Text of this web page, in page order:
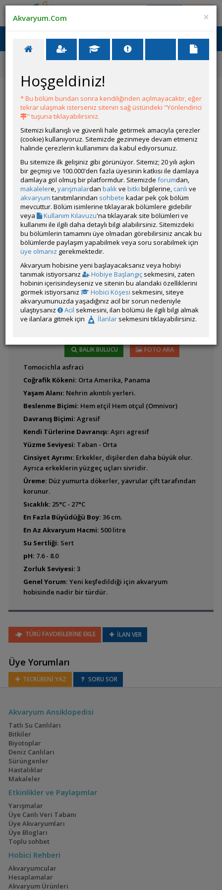
Ana Menü
Ana Sayfa
Tatlı Su Canlıları
Orta Amerika Cichlidleri
Tomocichla asfraci
Grubun Diğer Türleri
Liste
Amatitlania kanna
Amatitlania
nigrofasciatum (Zebra)
Amatitlania sp.
'Honduran Red Point'
Amphilophus alfari
Amphilophus amarillo
Amphilophus
calobrensis (Kırmızı
BALIK BULUCU FOTO ARA
Latince
Adı:
Tomocichla asfraci
Coğrafik Kökeni: Orta Amerika, Panama
Yaşam Alanı: Nehrin akıntılı yerleri.
Beslenme Biçimi: Hem etçil Hem otçul (Omnivor)
Davranış Biçimi: Agresif
Kendi Türlerine Davranışı: Aşırı agresif
Yüzme Seviyesi: Taban - Orta
Cinsiyet Ayrımı: Erkekler, dişilerden daha büyük olur.
Ayrıca erkeklerin yüzgeç uçları sivridir.
Üreme: Düz yumurta dökerler, yavrular çift tarafından
korunur.
Sıcaklık: 25°C - 27°C
En Fazla Büyüdüğü Boy: 36 cm.
En Az Akvaryum Hacmi: 500 litre
Su Sertliği: Sert
pH: 7.6 - 8.0
Zorluk Seviyesi: 3
Genel Yorum: Yeni keşfedildiği için akvaryum
hobisinde nadir bir türdür.
TÜRÜ FAVORİLERİNE EKLE İLAN VER
Üye Yorumları
TECRÜBENİ YAZ SORU SOR
Akvaryum Ansiklopedisi
Tatlı Su Canlıları
Bitkiler
Biyotoplar
Deniz Canlıları
Sürüngenler
Hastalıklar
Makaleler
Etkinlikler ve Paylaşımlar
Yarışmalar
Üye Canlı Veri Tabanı
Üye Akvaryumları
Üye Blogları
Toplu sohbet
Hobici Rehberi
Akvaryumcular
Hesaplamalar
Akvaryum Ürünleri
×
Akvaryum.Com
Hoşgeldiniz!
* Bu bölüm bundan sonra kendiliğinden açılmayacaktır, eğer
tekrar ulaşmak isterseniz sitenin sağ üstündeki "Yönlendirici
" tuşuna tıklayabilirsiniz.
Sitemizi kullanışlı ve güvenli hale getirmek amacıyla çerezler
(cookie) kullanıyoruz. Sitemizde gezinmeye devam etmeniz
halinde çerezlerin kullanımını da kabul ediyorsunuz.
Bu sitemize ilk gelişiniz gibi görünüyor. Sitemiz; 20 yılı aşkın
bir geçmişi ve 100.000'den fazla üyesinin katkısı ile damlaya
damlaya göl olmuş bir platformdur. Sitemizde forumdan,
makalelere,yarışmalardan balıkve bitki bilgilerine, canlı ve
akvaryum tanıtımlarından sohbete kadar pek çok bölüm
mevcuttur. Bölüm isimlerine tıklayarak bölümlere gidebilir
veya
Kullanım Kılavuzu'na tıklayarak site bölümleri ve
kullanımı ile ilgili daha detaylı bilgi alabilirsiniz. Sitemizdeki
bu bölümlerin tamamını üye olmadan görebilirsiniz ancak bu
bölümlerde paylaşım yapabilmek veya soru sorabilmek için
üye olmanız gerekmektedir.
Akvaryum hobisine yeni başlayacaksanız veya hobiyi
tanımak istiyorsanız
Hobiye Başlangıç sekmesini, zaten
hobinin içerisindeyseniz ve sitenin bu alandaki özelliklerini
görmek istiyorsanız
Hobici Köşesi sekmesini, siteye
akvaryumunuzda yaşadığınız acil bir sorun nedeniyle
ulaştıysanız
Acil sekmesini, ilan bölümü ile ilgili bilgi almak
ve ilanlara gitmek için
İlanlar sekmesini tıklayabilirsiniz.